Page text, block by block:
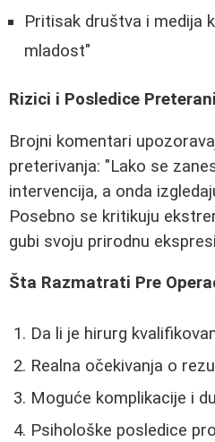
Pritisak društva i medija
mladost"
Rizici i Posledice
Brojni komentari
preterivanja: "Lako se
intervencija, a onda
Posebno se kritikuju
gubi svoju prirodnu
Šta Razmatrati Pre
Da li je hirurg
Realna očekivanja o
Moguće komplikacije i
Psihološke posledice